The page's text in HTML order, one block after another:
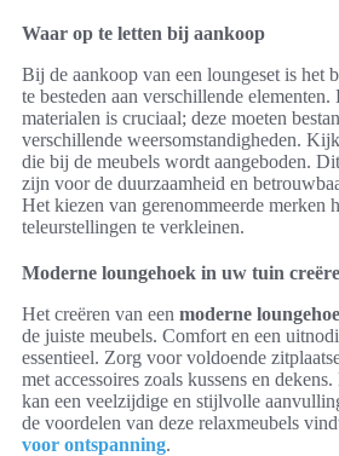
Waar op te letten bij aankoop
Bij de aankoop van een loungeset is het
te besteden aan verschillende
materialen is cruciaal; deze moeten
verschillende weersomstandigheden.
die bij de meubels wordt aangeboden.
zijn voor de duurzaamheid en
Het kiezen van gerenommeerde merken
teleurstellingen te verkleinen.
Moderne loungehoek in uw tuin
Het creëren van een moderne
de juiste meubels. Comfort en een
essentieel. Zorg voor voldoende
met accessoires zoals kussens en
kan een veelzijdige en stijlvolle
de voordelen van deze relaxmeubels
voor ontspanning.